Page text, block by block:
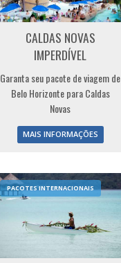
CALDAS NOVAS
IMPERDÍVEL
Garanta seu pacote de viagem de
Belo Horizonte para Caldas
Novas
MAIS INFORMAÇÕES
PACOTES INTERNACIONAIS